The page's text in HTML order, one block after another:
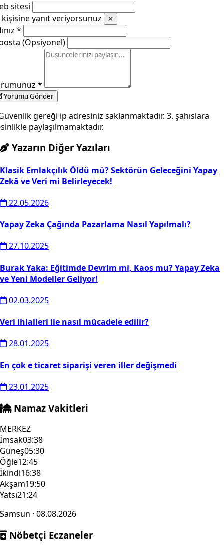
sitesi
kişisine yanıt veriyorsunuz
✕
*
(Opsiyonel)
*
Yorumu Gönder
gereği ip adresiniz saklanmaktadır. 3. şahıslara
paylaşılmamaktadır.
Yazarın Diğer Yazıları
Klasik Emlakçılık Öldü mü? Sektörün Geleceğini Yapay
Zekâ ve Veri mi Belirleyecek!
22.05.2026
Yapay Zeka Çağında Pazarlama Nasıl Yapılmalı?
27.10.2025
Burak Yaka: Eğitimde Devrim mi, Kaos mu? Yapay Zeka
ve Yeni Modeller Geliyor!
02.03.2025
Veri ihlalleri ile nasıl mücadele edilir?
28.01.2025
En çok e ticaret siparişi veren iller değişmedi
23.01.2025
Namaz Vakitleri
MERKEZ
İmsak03:38
Güneş05:30
Öğle12:45
İkindi16:38
Akşam19:50
Yatsı21:24
Samsun · 08.08.2026
Nöbetçi Eczaneler